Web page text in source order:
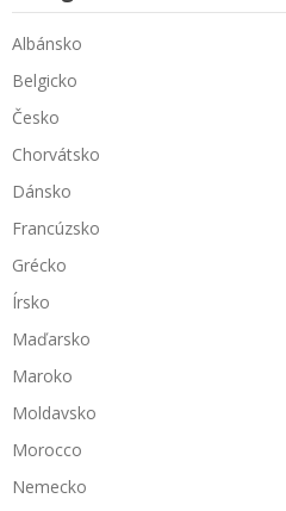
Albánsko
Belgicko
Česko
Chorvátsko
Dánsko
Francúzsko
Grécko
Írsko
Maďarsko
Maroko
Moldavsko
Morocco
Nemecko